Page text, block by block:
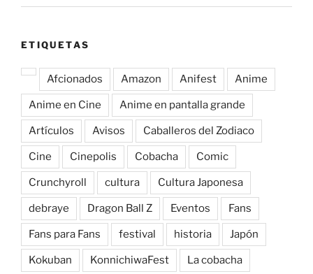
ETIQUETAS
Afcionados Amazon Anifest Anime
Anime en Cine Anime en pantalla grande
Artículos Avisos Caballeros del Zodiaco
Cine Cinepolis Cobacha Comic
Crunchyroll cultura Cultura Japonesa
debraye Dragon Ball Z Eventos Fans
Fans para Fans festival historia Japón
Kokuban KonnichiwaFest La cobacha